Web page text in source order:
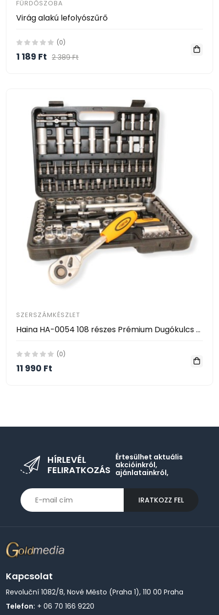
FÜRDŐSZOBA
Virág alakú lefolyószűrő
(0)
1 189 Ft 2 389 Ft
SZERSZÁMKÉSZLET
Haina HA-0054 108 részes Prémium Dugókulcs Krova Készlet Króm-Vanádium Acélból
(0)
11 990 Ft
HÍRLEVÉL
FELIRATKOZÁS
Értesülhet aktuális
akcióinkról,
ajánlatainkról,
IRATKOZZ FEL
Kapcsolat
Revoluční 1082/8, Nové Město (Praha 1), 110 00 Praha
Telefon: + 06 70 166 9220